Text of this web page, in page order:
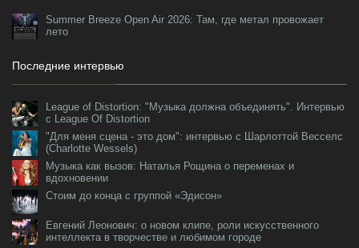
Summer Breeze Open Air 2026: Там, где метал провожает
лето
Последние интервью
League of Distortion: "Музыка должна объединять". Интервью
с League Of Distortion
"Для меня сцена - это дом": интервью с Шарлоттой Весселс
(Charlotte Wessels)
Музыка как вызов: Наталья Рощина о переменах и
вдохновении
Стоим до конца с группой «Эдисон»
Евгений Леонович: о новом клипе, роли искусственного
интеллекта в творчестве и любимом городе